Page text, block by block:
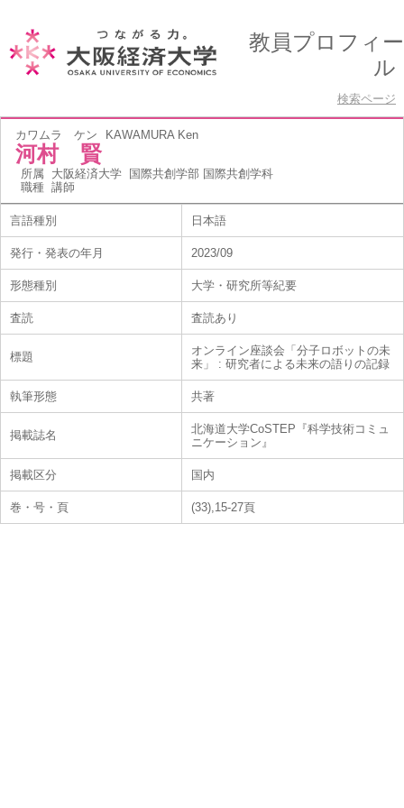
教員プロフィー
ル
検索ページ
カワムラ ケン KAWAMURA Ken
河村 賢
所属 大阪経済大学 国際共創学部 国際共創学科
職種 講師
言語種別 日本語
発行・発表の年月 2023/09
形態種別 大学・研究所等紀要
査読 査読あり
標題
オンライン座談会「分子ロボットの未
来」 : 研究者による未来の語りの記録
執筆形態 共著
掲載誌名
北海道大学CoSTEP『科学技術コミュ
ニケーション』
掲載区分 国内
巻・号・頁 (33),15-27頁